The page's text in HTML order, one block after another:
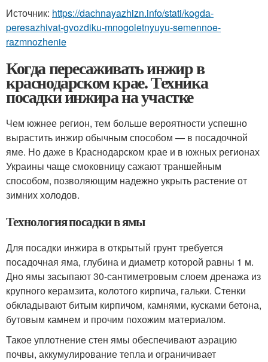
Источник: https://dachnayazhizn.info/stati/kogda-
peresazhivat-gvozdiku-mnogoletnyuyu-semennoe-
razmnozhenie
Когда пересаживать инжир в
краснодарском крае. Техника
посадки инжира на участке
Чем южнее регион, тем больше вероятности успешно
вырастить инжир обычным способом — в посадочной
яме. Но даже в Краснодарском крае и в южных регионах
Украины чаще смоковницу сажают траншейным
способом, позволяющим надежно укрыть растение от
зимних холодов.
Технология посадки в ямы
Для посадки инжира в открытый грунт требуется
посадочная яма, глубина и диаметр которой равны 1 м.
Дно ямы засыпают 30-сантиметровым слоем дренажа из
крупного керамзита, колотого кирпича, гальки. Стенки
обкладывают битым кирпичом, камнями, кусками бетона,
бутовым камнем и прочим похожим материалом.
Такое уплотнение стен ямы обеспечивают аэрацию
почвы, аккумулирование тепла и ограничивает